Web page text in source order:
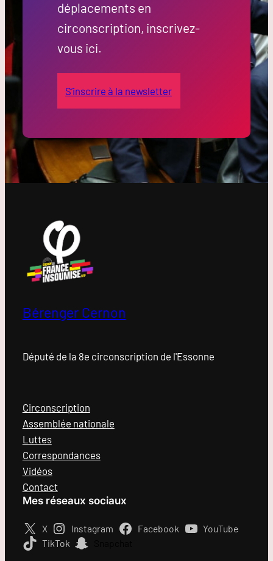
déplacements en
circonscription, inscrivez-
vous ici.
S’inscrire à la newsletter
Bérenger Cernon
Député de la 8e circonscription de l'Essonne
Circonscription
Assemblée nationale
Luttes
Correspondances
Vidéos
Contact
Mes réseaux sociaux
X Instagram Facebook
YouTube
TikTok